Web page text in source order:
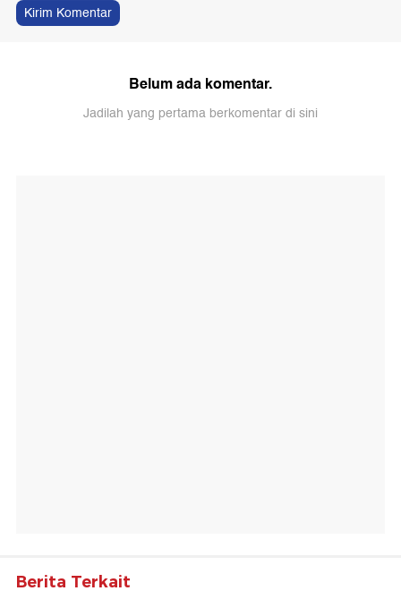
Kirim Komentar
Belum ada komentar.
Jadilah yang pertama berkomentar di sini
Berita Terkait